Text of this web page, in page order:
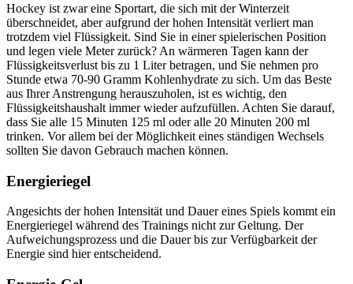
Hockey ist zwar eine Sportart, die sich mit der Winterzeit
überschneidet, aber aufgrund der hohen Intensität verliert man
trotzdem viel Flüssigkeit. Sind Sie in einer spielerischen Position
und legen viele Meter zurück? An wärmeren Tagen kann der
Flüssigkeitsverlust bis zu 1 Liter betragen, und Sie nehmen pro
Stunde etwa 70-90 Gramm Kohlenhydrate zu sich. Um das Beste
aus Ihrer Anstrengung herauszuholen, ist es wichtig, den
Flüssigkeitshaushalt immer wieder aufzufüllen. Achten Sie darauf,
dass Sie alle 15 Minuten 125 ml oder alle 20 Minuten 200 ml
trinken. Vor allem bei der Möglichkeit eines ständigen Wechsels
sollten Sie davon Gebrauch machen können.
Energieriegel
Angesichts der hohen Intensität und Dauer eines Spiels kommt ein
Energieriegel während des Trainings nicht zur Geltung. Der
Aufweichungsprozess und die Dauer bis zur Verfügbarkeit der
Energie sind hier entscheidend.